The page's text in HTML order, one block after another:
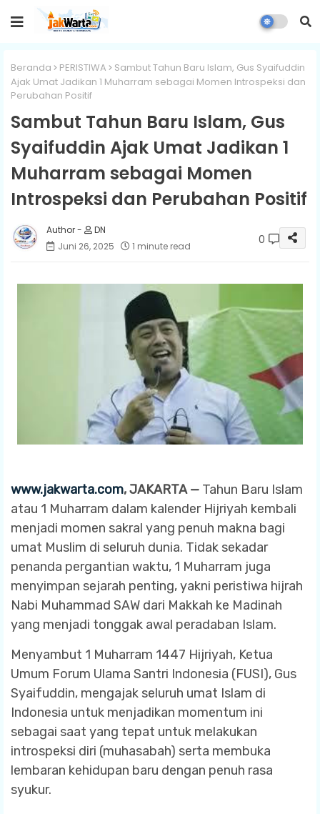
Beranda PERISTIWA
Sambut Tahun Baru Islam, Gus Syaifuddin
Ajak Umat Jadikan 1 Muharram sebagai Momen Introspeksi dan
Perubahan Positif
Sambut Tahun Baru Islam, Gus
Syaifuddin Ajak Umat Jadikan 1
Muharram sebagai Momen
Introspeksi dan Perubahan Positif
DN
Juni 26, 2025
1 minute read 0
www.jakwarta.com, JAKARTA — Tahun Baru Islam
atau 1 Muharram dalam kalender Hijriyah kembali
menjadi momen sakral yang penuh makna bagi
umat Muslim di seluruh dunia. Tidak sekadar
penanda pergantian waktu, 1 Muharram juga
menyimpan sejarah penting, yakni peristiwa hijrah
Nabi Muhammad SAW dari Makkah ke Madinah
yang menjadi tonggak awal peradaban Islam.
Menyambut 1 Muharram 1447 Hijriyah, Ketua
Umum Forum Ulama Santri Indonesia (FUSI), Gus
Syaifuddin, mengajak seluruh umat Islam di
Indonesia untuk menjadikan momentum ini
sebagai saat yang tepat untuk melakukan
introspeksi diri (muhasabah) serta membuka
lembaran kehidupan baru dengan penuh rasa
syukur.